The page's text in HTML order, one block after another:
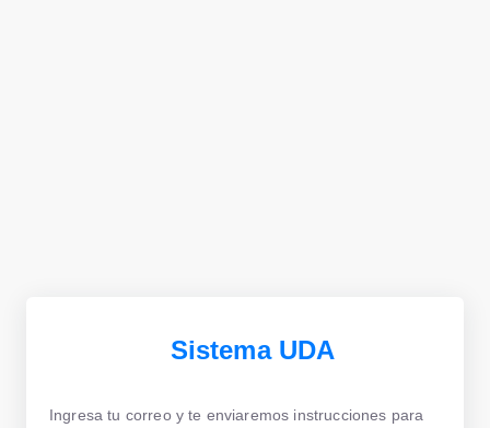
Sistema UDA
Ingresa tu correo y te enviaremos instrucciones para